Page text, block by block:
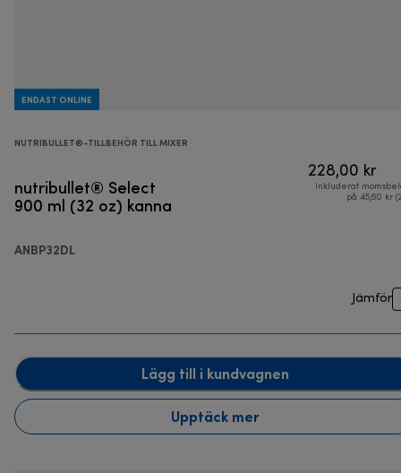
ENDAST ONLINE
NUTRIBULLET®-TILLBEHÖR TILL MIXER
nutribullet® Select
900 ml (32 oz) kanna
ANBP32DL
228,00 kr
Inkluderat
på 45,60 kr
Jämför
Lägg till i kundvagnen
Upptäck mer